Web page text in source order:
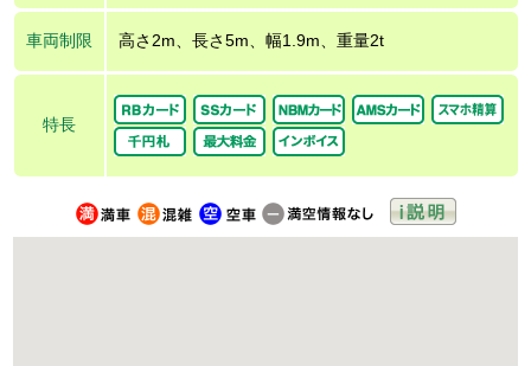
車両制限 高さ2m、長さ5m、幅1.9m、重量2t
特長